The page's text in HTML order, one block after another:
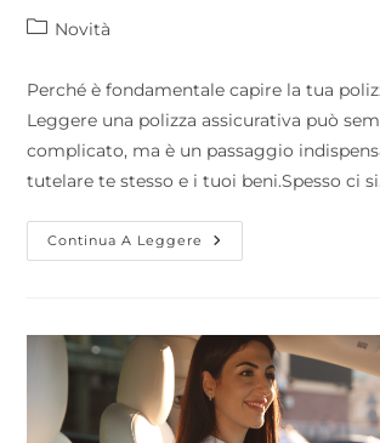
Novità
Perché è fondamentale capire la tua
Leggere una polizza assicurativa può
complicato, ma è un passaggio
tutelare te stesso e i tuoi beni.Spesso ci
Continua A Leggere